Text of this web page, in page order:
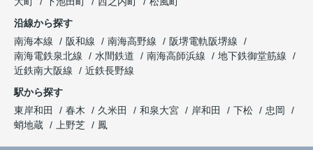
沿線から探す
南海本線
阪和線 南海高野線
阪堺電軌阪堺線
南海電鉄泉北線
水間鉄道 南海高師浜線
地下鉄御堂筋線
近鉄南大阪線
近鉄長野線
駅から探す
東岸和田
春木 久米田 和泉大宮 岸和田 下松
忠岡
蛸地蔵
上野芝 鳳